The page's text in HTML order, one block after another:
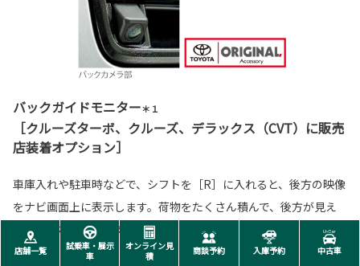
バックガイドモニター＊１
［クルーズターボ、クルーズ、デラックス（CVT）に販売
店装着オプション］
車庫入れや駐車時などで、シフトを［R］に入れると、後方の映像
をナビ画面上に表示します。荷物をたくさん積んで、後方が見え
にくい時などに便利です。
店舗一覧
試乗車・展示
車
オンライン見
積
商談予約 入庫予約 中古車